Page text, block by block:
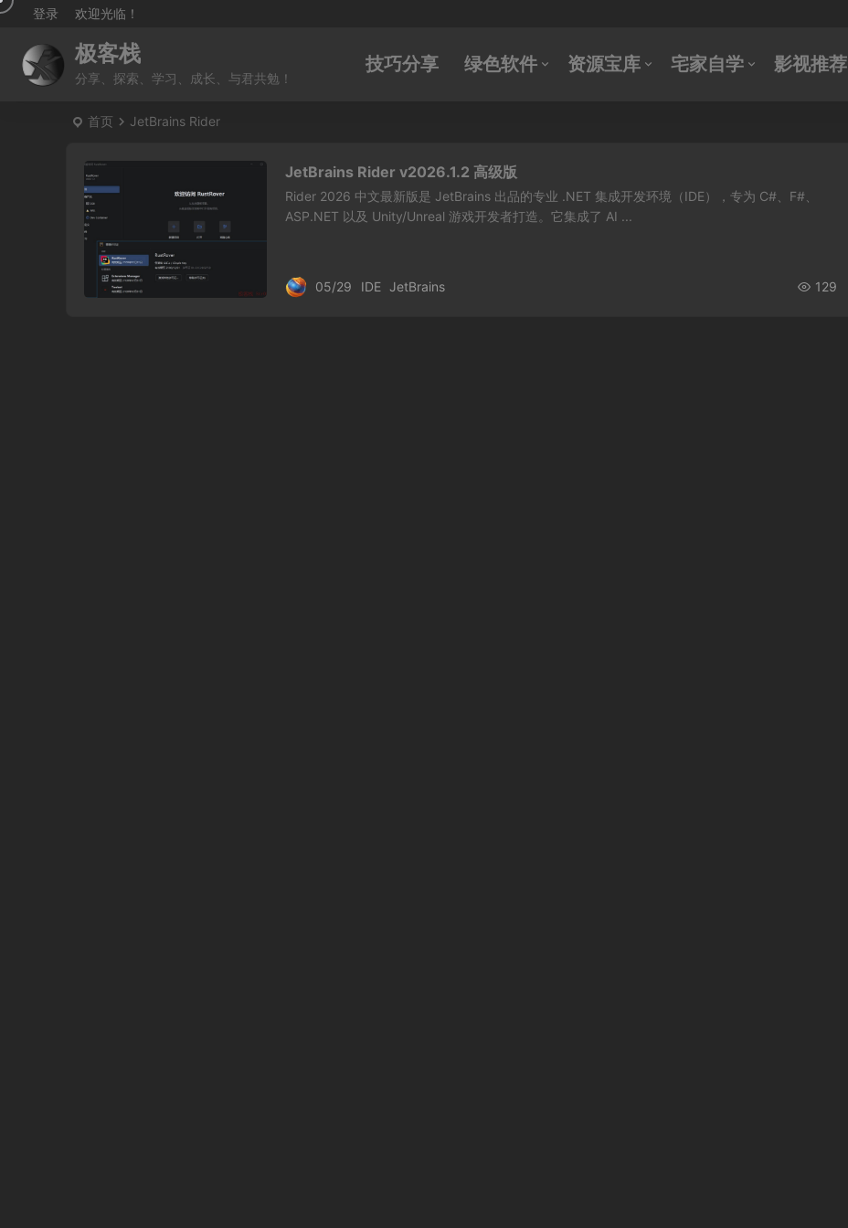
欢迎光临！
登录
极客栈
分享、探索、学习、成长、与君共勉！
技巧分享 绿色软件 资源宝库 宅家自学 影视推荐
首页 JetBrains Rider
JetBrains Rider v2026.1.2 高级版
Rider 2026 中文最新版是 JetBrains 出品的专业 .NET 集成开发环境（IDE），专为 C#、F#、
ASP.NET 以及 Unity/Unreal 游戏开发者打造。它集成了 AI ...
05/29 129
IDE JetBrains